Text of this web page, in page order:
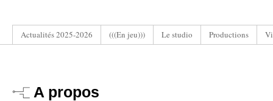
Actualités 2025-2026 (((En jeu))) Le studio Productions
A propos